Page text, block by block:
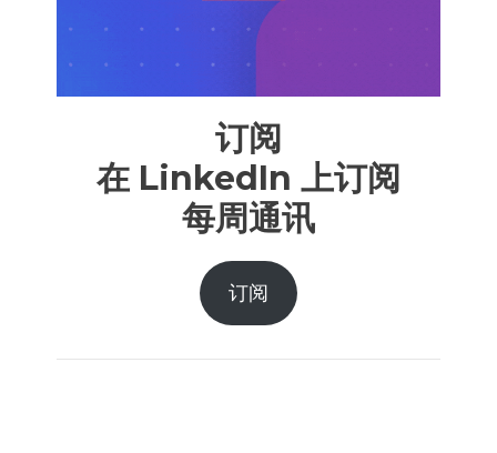
订阅
在 LinkedIn 上订阅
每周通讯
订阅